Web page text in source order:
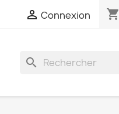
 Connexion shopping_cart
search